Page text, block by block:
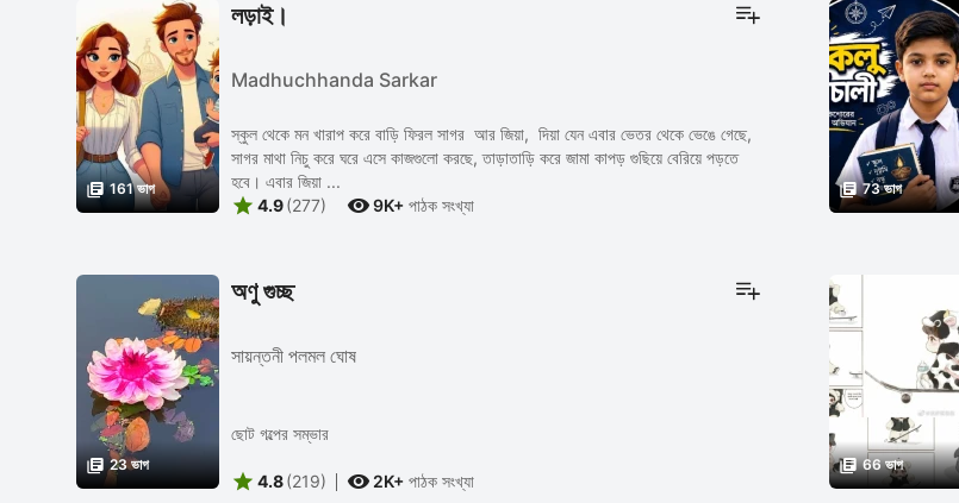
 161 ভাগ
লড়াই।
Madhuchhanda Sarkar
স্কুল থেকে মন খারাপ করে বাড়ি ফিরল সাগর আর জিয়া, দিয়া যেন এবার ভেতর থেকে ভেঙে গেছে,
সাগর মাথা নিচু করে ঘরে এসে কাজগুলো করছে, তাড়াতাড়ি করে জামা কাপড় গুছিয়ে বেরিয়ে পড়তে
হবে। এবার জিয়া ...
 4.9(277) 9K+ পাঠক সংখ্যা
 73 ভাগ
 23 ভাগ
অণু গুচ্ছ
সায়ন্তনী পলমল ঘোষ
ছোট গল্পের সম্ভার
 4.8(219)  2K+ পাঠক সংখ্যা
 66 ভাগ